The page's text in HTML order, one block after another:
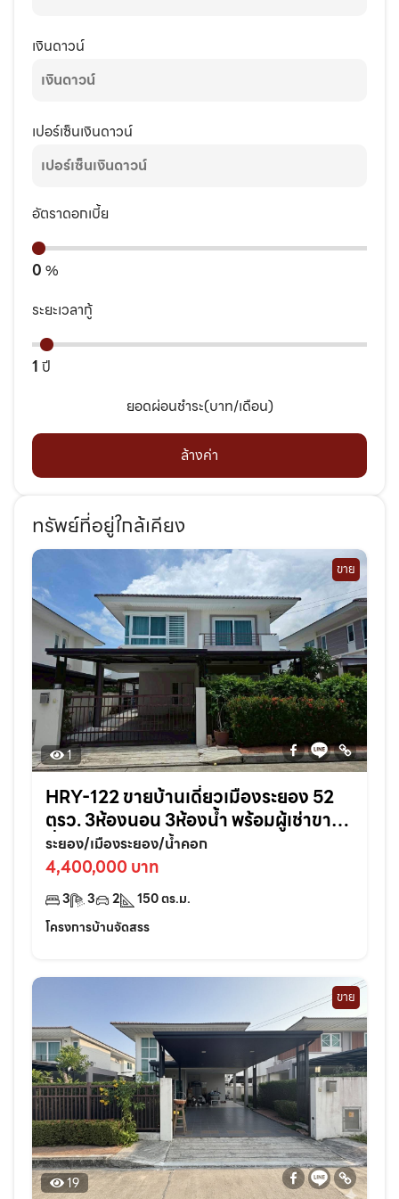
เงินดาวน์
เปอร์เซ็นเงินดาวน์
อัตราดอกเบี้ย
0 %
ระยะเวลากู้
1 ปี
ยอดผ่อนชำระ(บาท/เดือน)
ล้างค่า
ทรัพย์ที่อยู่ใกล้เคียง
ขาย
1
HRY-122 ขายบ้านเดี่ยวเมืองระยอง 52
ตรว. 3ห้องนอน 3ห้องน้ำ พร้อมผู้เช่าขาย
ต่ำกว่าราคาประเมิน | ศุภาลัย การ์เด้น วิลล์
ระยอง/เมืองระยอง/น้ำคอก
4,400,000 บาท
3 3 2 150ตร.ม.
โครงการบ้านจัดสรร
ขาย
19